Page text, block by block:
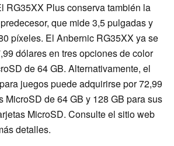
RG35XX Plus conserva también la
que mide 3,5 pulgadas y
píxeles. El Anbernic RG35XX ya se
dólares en tres opciones de color
de 64 GB. Alternativamente, el
juegos puede adquirirse por 72,99
MicroSD de 64 GB y 128 GB para sus
MicroSD. Consulte el sitio web
detalles.